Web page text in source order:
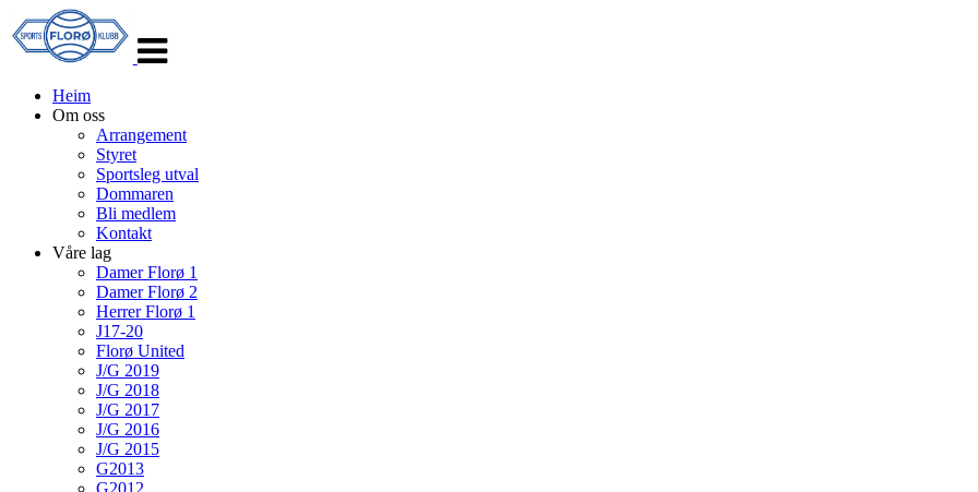
navigasjon
Heim
Om oss
Arrangement
Styret
Sportsleg utval
Dommaren
Bli medlem
Kontakt
Våre lag
Damer Florø 1
Damer Florø 2
Herrer Florø 1
J17-20
Florø United
J/G 2019
J/G 2018
J/G 2017
J/G 2016
J/G 2015
G2013
G2012